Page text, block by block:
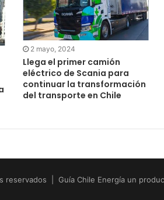
2 mayo, 2024
Llega el primer camión
eléctrico de Scania para
continuar la transformación
del transporte en Chile
reservados | Guía Chile Energía un